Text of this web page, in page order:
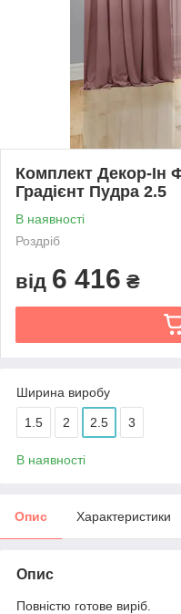
Комплект Декор-
Градієнт Пудра 2.5
В наявності
Роздріб
від 6 416 ₴
Ширина виробу
1.5 2 2.5 3
В наявності
Опис Характеристики
Опис
Повністю готове виріб.